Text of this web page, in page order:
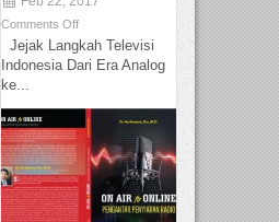
Comments Off
Jejak Langkah Televisi
Indonesia Dari Era Analog
ke...